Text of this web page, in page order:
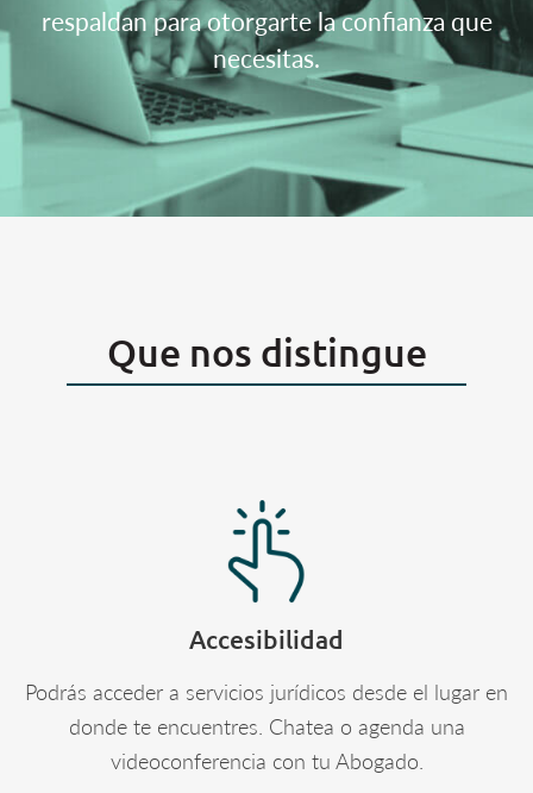
respaldan para otorgarte la confianza que
necesitas.
Que nos distingue
Accesibilidad
Podrás acceder a servicios jurídicos desde el lugar en
donde te encuentres. Chatea o agenda una
videoconferencia con tu Abogado.